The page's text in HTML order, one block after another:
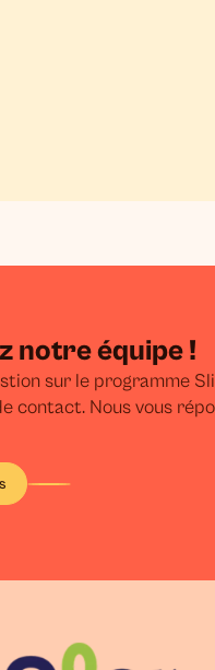
notre équipe !
sur le programme
contact. Nous vous